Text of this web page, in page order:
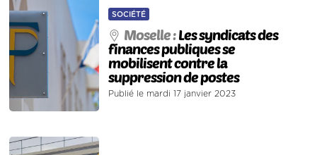
SOCIÉTÉ
Moselle :Les syndicats des
finances publiques se
mobilisent contre la
suppression de postes
Publié le mardi 17 janvier 2023